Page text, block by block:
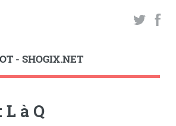
- SHOGIX.NET
L à Q